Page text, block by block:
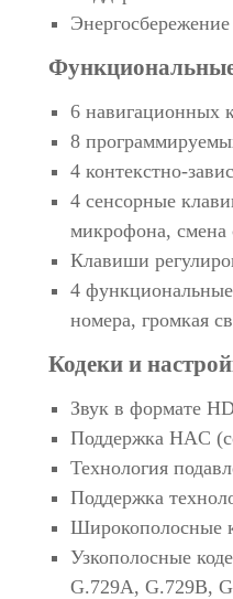
Энергосбережение
6 навигационных
8
4 контекстно-
4 сенсорные
микрофона, смена
Клавиши
4
номера, громкая
Кодеки и
Звук в формате
Поддержка HAC
Технология
Поддержка
Широкополосные
Узкополосные
G.729A, G.729B,